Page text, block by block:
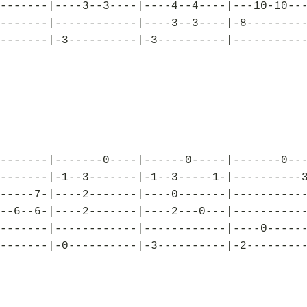
|----3--3----|----4--4----|---10-
|------------|----3--3----|-
|-3----------|-3----------
|-------0----|------0-----|-------
|-1--3-------|-1--3-----1-|----------
7-|----2-------|----0-------
6--6-|----2-------|----2---0---
|------------|------------|----
|-0----------|-3----------|-